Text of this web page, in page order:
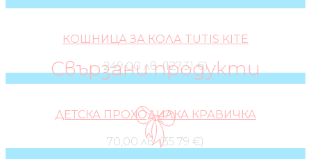
Свързани продукти
КОШНИЦА ЗА КОЛА TUTIS KITE
249,00 лв. (127.31 €)
ДЕТСКА ПРОХОДИЛКА КРАВИЧКА
70,00 лв. (35.79 €)